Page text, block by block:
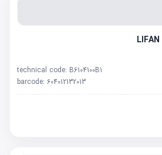
technical code: B6104100B1
barcode: 604012132013